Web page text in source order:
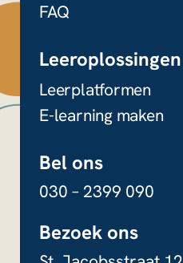
FAQ
Leeroplossingen
Leerplatformen
E-learning maken
Bel ons
030 – 2399 090
Bezoek ons